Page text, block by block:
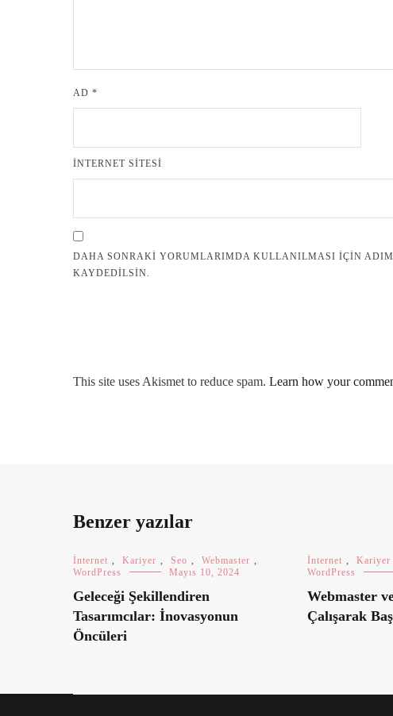
AD *
İNTERNET SITESI
DAHA SONRAKI YORUMLARIMDA KULLANILMASI IÇIN
KAYDEDILSIN.
This site uses Akismet to reduce spam. Learn how your
Benzer yazılar
İnternet , Kariyer , Seo , Webmaster ,
WordPress
Mayıs 10, 2024
Geleceği Şekillendiren
Tasarımcılar: İnovasyonun
Öncüleri
İnternet , Kariyer
WordPress
Webmaster
Çalışarak